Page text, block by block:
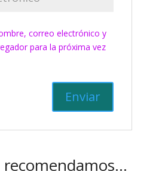
correo electrónico y
para la próxima vez